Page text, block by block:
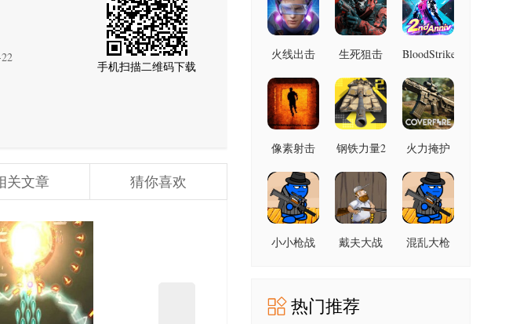
手机扫描二维码下载
关文章 猜你喜欢
火线出击
版
生死狙击
卓版
BloodStrike
安卓版
像素射击
最新版
钢铁力量2
机版
火力掩护
新版
小小枪战
戴夫大战
混乱大枪
热门推荐